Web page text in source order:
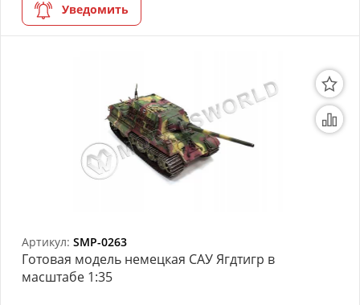
Уведомить
Артикул: SMP-0263
Готовая модель немецкая САУ Ягдтигр в
масштабе 1:35